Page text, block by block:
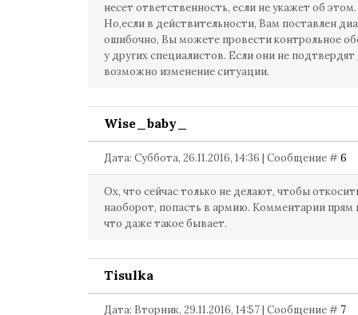
несет ответственность, если не укажет об этом.
Но,если в действительности, Вам поставлен
ошибочно, Вы можете провести контрольное
у других специалистов. Если они не подтвердят
возможно изменение ситуации.
Wise_baby_
Дата: Суббота, 26.11.2016, 14:36 | Сообщение #6
Ох, что сейчас только не делают, чтобы
наоборот, попасть в армию. Комментарии прям
что даже такое бывает.
Tisulka
Дата: Вторник, 29.11.2016, 14:57 | Сообщение # 7